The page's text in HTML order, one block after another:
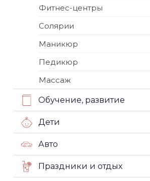
Фитнес-центры
Солярии
Маникюр
Педикюр
Массаж
Обучение, развитие
Дети
Авто
Праздники и отдых